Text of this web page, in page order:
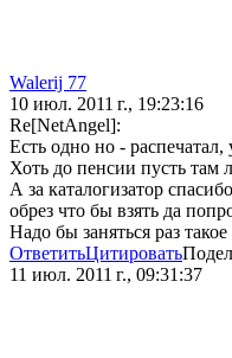
Walerij 77
10 июл. 2011 г., 19:23:16
Re[NetAngel]:
Есть одно но -
Хоть до пенсии пусть там
А за каталогизатор
обрез что бы взять да
Надо бы заняться раз
ОтветитьЦитировать
11 июл. 2011 г., 09:31:37